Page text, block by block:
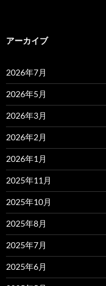
アーカイブ
2026年7月
2026年5月
2026年3月
2026年2月
2026年1月
2025年11月
2025年10月
2025年8月
2025年7月
2025年6月